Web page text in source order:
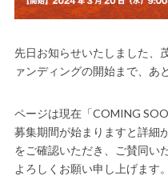
先日お知らせいたしました、
ァンディングの開始まで、あ
ページは現在「COMING
募集期間が始まりますと詳細
をご確認いただき、ご賛同い
よろしくお願い申し上げます。